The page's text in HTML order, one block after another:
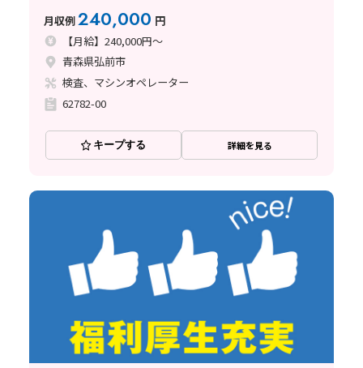
月収例240,000 円
【月給】240,000円～
青森県弘前市
検査、マシンオペレーター
62782-00
キープする 詳細を見る